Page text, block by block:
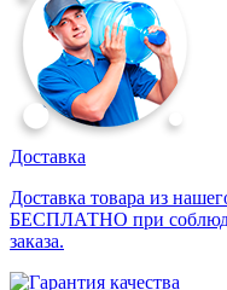
Доставка
Доставка товара из
БЕСПЛАТНО при
заказа.